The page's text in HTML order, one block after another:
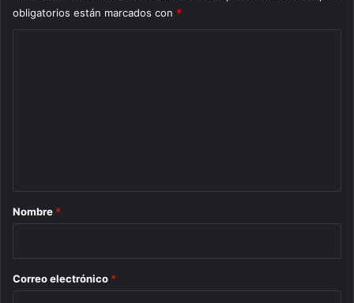
obligatorios están marcados con *
r
*
Nombre *
Correo electrónico *